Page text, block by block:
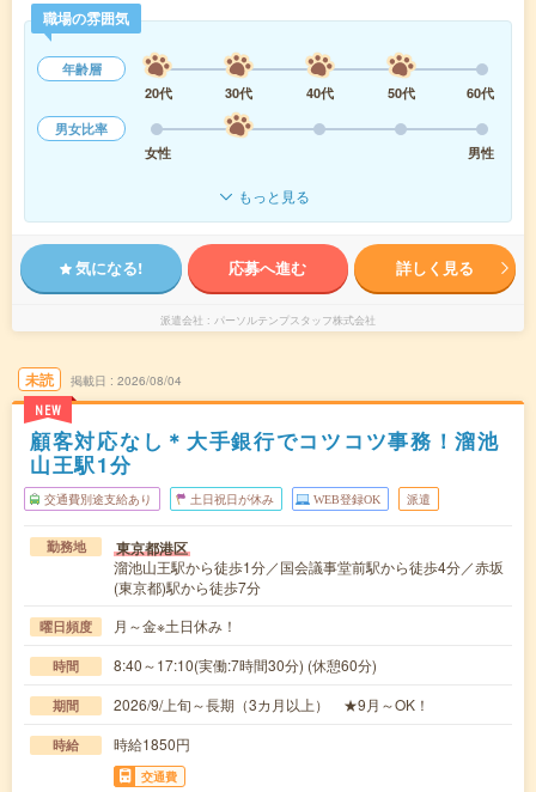
職場の雰囲気
年齢層
20代
30代 40代 50代
60代
男女比率
女性
男性
もっと見る
気になる! 応募へ進む 詳しく見る
派遣会社 パーソルテンプスタッフ株式会社
未読
NEW
掲載日 2026/08/04
顧客対応なし＊大手銀行でコツコツ事務！溜池
山王駅1分
交通費別途支給あり 土日祝日が休み WEB登録OK 派遣
勤務地 東京都港区
溜池山王駅から徒歩1分／国会議事堂前駅から徒歩4分／赤坂
(東京都)駅から徒歩7分
曜日頻度 月～金※土日休み！
時間 8:40～17:10(実働:7時間30分) (休憩60分)
期間 2026/9/上旬～長期（3カ月以上） ★9月～OK！
時給 時給1850円
交通費